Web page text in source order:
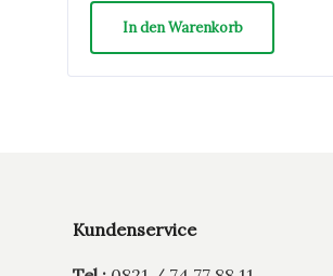
In den Warenkorb
Kundenservice